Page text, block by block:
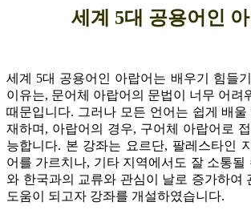
세계 5대 공용어인 아
세계 5대 공용어인 아랍어는 배우기 힘들
이유는, 문어체 아랍어의 문법이 너무 어려
때문입니다. 그러나 모든 언어는 쉽게 배
재하며, 아랍어의 경우, 구어체 아랍어로
능합니다. 본 강좌는 요르단, 팔레스타인
어를 가르치나, 기타 지역에서도 잘 소통될
와 한국과의 교류와 관심이 날로 증가하여
도움이 되고자 강좌를 개설하였습니다.